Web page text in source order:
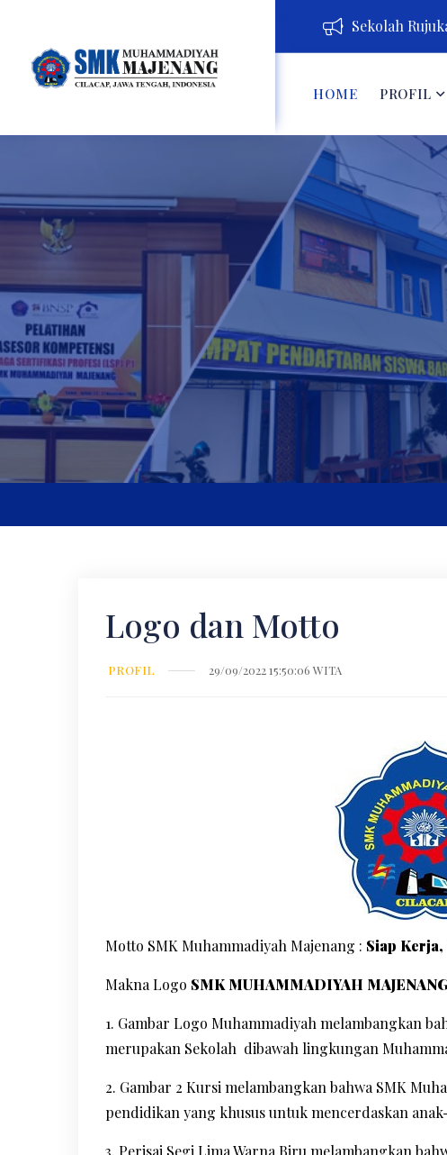
Sekolah
HOME PROFIL
Logo dan Motto
PROFIL 29/09/2022 15:50:06 WITA
Motto SMK Muhammadiyah Majenang : Siap
Makna Logo SMK MUHAMMADIYAH
1. Gambar Logo Muhammadiyah melambangkan
merupakan Sekolah dibawah lingkungan
2. Gambar 2 Kursi melambangkan bahwa SMK
pendidikan yang khusus untuk mencerdaskan
3. Perisai Segi Lima Warna Biru melambangkan